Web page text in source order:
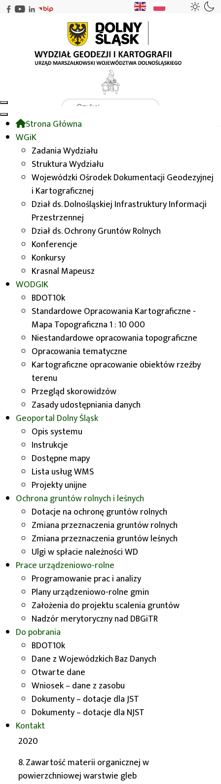
Szukaj
Strona Główna
WGiK
Zadania Wydziału
Struktura Wydziału
Wojewódzki Ośrodek Dokumentacji Geodezyjnej
i Kartograficznej
Dział ds. Dolnośląskiej Infrastruktury Informacji
Przestrzennej
Dział ds. Ochrony Gruntów Rolnych
Konferencje
Konkursy
Krasnal Mapeusz
WODGIK
BDOT10k
Standardowe Opracowania Kartograficzne -
Mapa Topograficzna 1 : 10 000
Niestandardowe opracowania topograficzne
Opracowania tematyczne
Kartograficzne opracowanie obiektów rzeźby
terenu
Przegląd skorowidzów
Zasady udostępniania danych
Geoportal Dolny Śląsk
Opis systemu
Instrukcje
Dostępne mapy
Lista usług WMS
Projekty unijne
Ochrona gruntów rolnych i leśnych
Dotacje na ochronę gruntów rolnych
Zmiana przeznaczenia gruntów rolnych
Zmiana przeznaczenia gruntów leśnych
Ulgi w spłacie należności WD
Prace urządzeniowo-rolne
Programowanie prac i analizy
Plany urządzeniowo-rolne gmin
Założenia do projektu scalenia gruntów
Nadzór merytoryczny nad DBGiTR
Do pobrania
BDOT10k
Dane z Wojewódzkich Baz Danych
Otwarte dane
Wniosek – dane z zasobu
Dokumenty – dotacje dla JST
Dokumenty – dotacje dla NJST
Kontakt
WGiK
Stan i właściwości gleb
Stan i właściwości gleb
Baza charakteryzuje przestrzeń rolniczą pod
względem warunków glebowo-przyrodniczych.
Opracowanie wykorzystywane jest m.in. do
podejmowania decyzji związanych z ochroną gleb
oraz planowaniem przestrzennym na obszarach
wiejskich.
Baza zawiera informacje dotyczące:
klasyfikacji zanieczyszczenia gleb siarką
oraz metalami (ołowiem, niklem, kadmem,
miedzią, cynkiem),
zawartości metali śladowych (cynku,
ołowiu, niklu, kadmu, miedzi) i siarki,
zawartości materii organicznej,
zmiany zawartości próchnicy,
zmiany odczynu gleby,
zawartości składników przyswajalnych dla
roślin (fosfor, magnez, potas),
użytkowania terenu,
potrzeby wapnowania,
wskaźnika waloryzacji rolniczej przestrzeni
produkcyjnej.
Formy udostępniania:
w postaci wektorowej, format SHP,
w postaci wydruku ploterowego (na
podkładzie topograficznym).
1. Klasyfikacja zanieczyszczenia gleb cynkiem
2. Klasyfikacja zanieczyszczenia gleb kadmem
3. Klasyfikacja zanieczyszczenia gleb miedzią
4. Klasyfikacja zanieczyszczenia gleb niklem
5. Klasyfikacja zanieczyszczenia gleb ołowiem
6. Klasyfikacja zanieczyszczenia gleb siarką
7. Prognoza zmian zawartości materii organicznej
w powierzchniowej warstwie gleb w latach 2007-
2020
8. Zawartość materii organicznej w
powierzchniowej warstwie gleb